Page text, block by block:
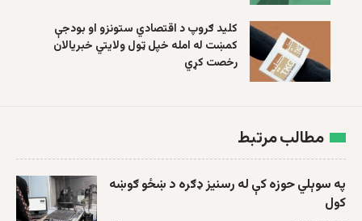
کلید ګروپ د اقتصادي ستونزو او بودجې
کمښت له امله خپل ټول ولایتي خبریالان
رخصت کړي
مطالب مرتبط
په سوېلي حوزه کې له رسنیز ډګره د ښځو ګوښه
کول